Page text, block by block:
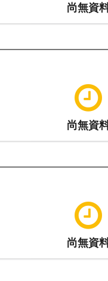
尚無資
尚無資
尚無資